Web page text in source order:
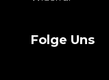
Folge Uns